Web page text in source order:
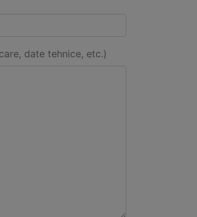
date tehnice, etc.)